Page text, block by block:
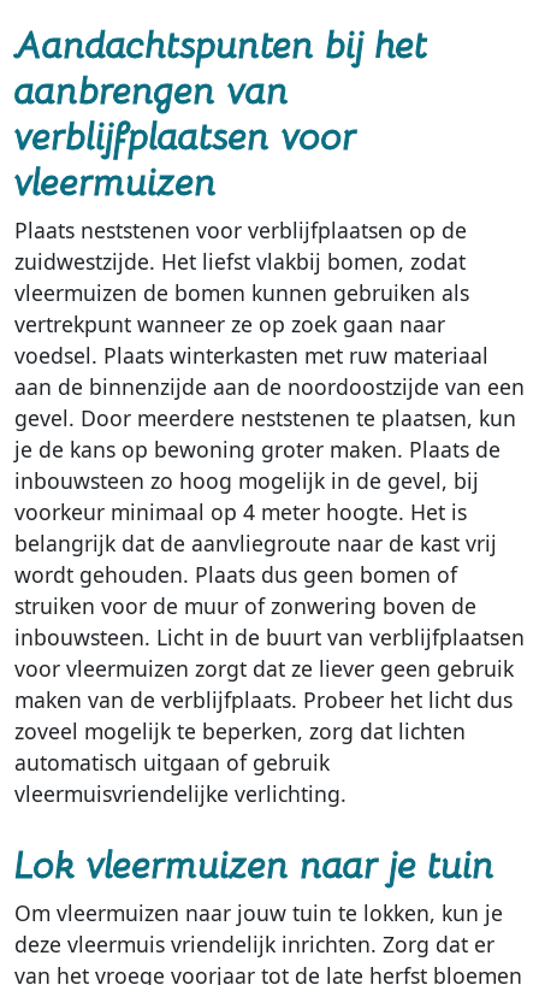
Aandachtspunten bij het
aanbrengen van
verblijfplaatsen voor
vleermuizen
Plaats neststenen voor verblijfplaatsen op de
zuidwestzijde. Het liefst vlakbij bomen, zodat
vleermuizen de bomen kunnen gebruiken als
vertrekpunt wanneer ze op zoek gaan naar
voedsel. Plaats winterkasten met ruw materiaal
aan de binnenzijde aan de noordoostzijde van een
gevel. Door meerdere neststenen te plaatsen, kun
je de kans op bewoning groter maken. Plaats de
inbouwsteen zo hoog mogelijk in de gevel, bij
voorkeur minimaal op 4 meter hoogte. Het is
belangrijk dat de aanvliegroute naar de kast vrij
wordt gehouden. Plaats dus geen bomen of
struiken voor de muur of zonwering boven de
inbouwsteen. Licht in de buurt van verblijfplaatsen
voor vleermuizen zorgt dat ze liever geen gebruik
maken van de verblijfplaats. Probeer het licht dus
zoveel mogelijk te beperken, zorg dat lichten
automatisch uitgaan of gebruik
vleermuisvriendelijke verlichting.
Lok vleermuizen naar je tuin
Om vleermuizen naar jouw tuin te lokken, kun je
deze vleermuis vriendelijk inrichten. Zorg dat er
van het vroege voorjaar tot de late herfst bloemen